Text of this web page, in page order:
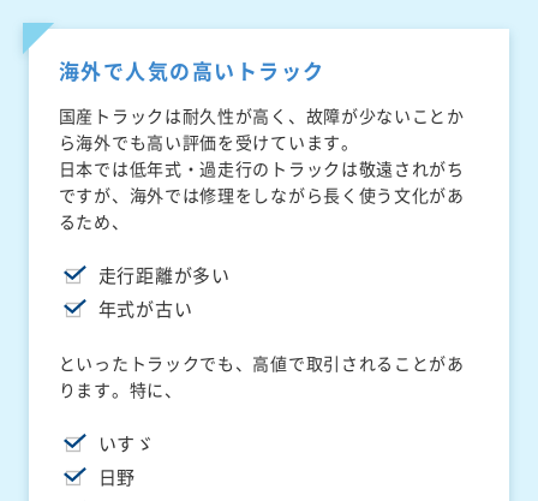
海外で人気の高いトラック
国産トラックは耐久性が高く、故障が少ないことか
ら海外でも高い評価を受けています。
日本では低年式・過走行のトラックは敬遠されがち
ですが、海外では修理をしながら長く使う文化があ
るため、
走行距離が多い
年式が古い
といったトラックでも、高値で取引されることがあ
ります。特に、
いすゞ
日野